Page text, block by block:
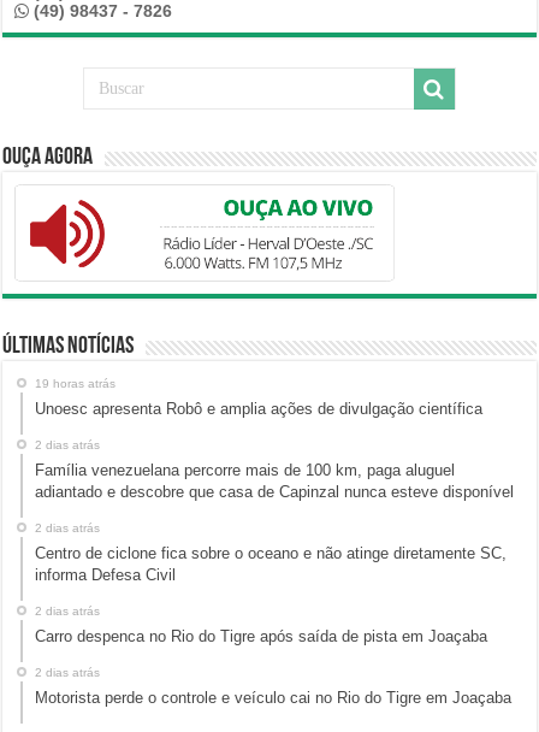
(49) 98437 - 7826
Ouça Agora
Últimas Notícias
19 horas atrás
Unoesc apresenta Robô e amplia ações de divulgação científica
2 dias atrás
Família venezuelana percorre mais de 100 km, paga aluguel
adiantado e descobre que casa de Capinzal nunca esteve disponível
2 dias atrás
Centro de ciclone fica sobre o oceano e não atinge diretamente SC,
informa Defesa Civil
2 dias atrás
Carro despenca no Rio do Tigre após saída de pista em Joaçaba
2 dias atrás
Motorista perde o controle e veículo cai no Rio do Tigre em Joaçaba